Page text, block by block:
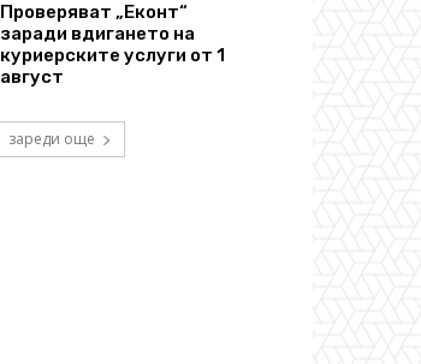
Проверяват „Еконт“
заради вдигането на
куриерските услуги от 1
август
зареди още